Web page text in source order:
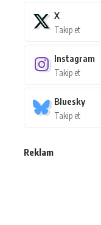
X
Takip et
Instagram
Takip et
Bluesky
Takip et
Reklam